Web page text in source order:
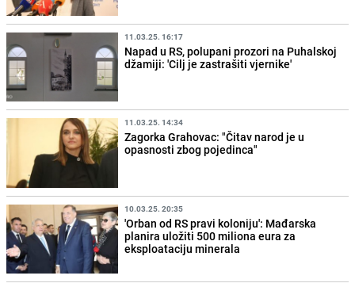
11.03.25. 16:17
Napad u RS, polupani prozori na Puhalskoj
džamiji: 'Cilj je zastrašiti vjernike'
11.03.25. 14:34
Zagorka Grahovac: "Čitav narod je u
opasnosti zbog pojedinca"
10.03.25. 20:35
'Orban od RS pravi koloniju': Mađarska
planira uložiti 500 miliona eura za
eksploataciju minerala